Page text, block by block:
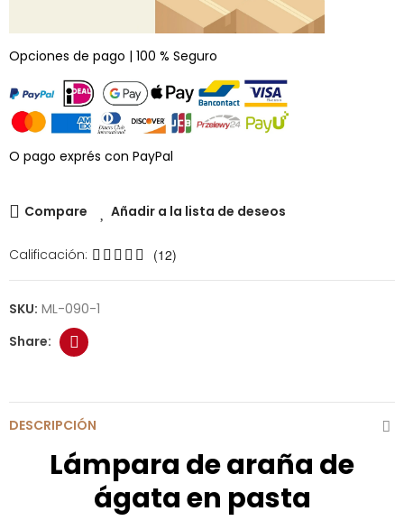
Opciones de pago | 100 % Seguro
O pago exprés con PayPal
Compare Añadir a la lista de deseos
Calificación: (12)
SKU: ML-090-1
DESCRIPCIÓN
Lámpara de araña de
ágata en pasta